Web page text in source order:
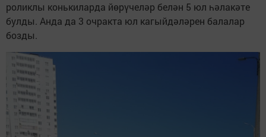
роликлы конькиларда йөрүчеләр белән 5 юл һәлакәте
булды. Анда да 3 очракта юл кагыйдәләрен балалар
бозды.